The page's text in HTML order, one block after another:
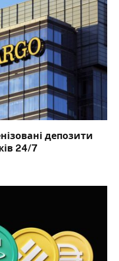
депозити
24/7